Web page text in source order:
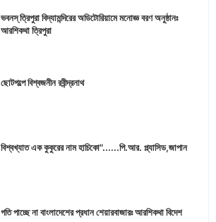
ভবনস্ ত্রিপুরা বিদ্যামন্দিরের অডিটোরিয়ামে মনোজ্ঞ বরণ অনুষ্ঠানঃ
আরশিকথা ত্রিপুরা
ছোটগল্পে বিশ্বজনীন রবীন্দ্রনাথ
বিশ্বখ্যাত এক কুকুরের নাম হাচিকো"......পি.আর. প্ল্যাসিড,জাপান
গতি পাচ্ছে না বাংলাদেশের প্রধান শেয়ারবাজারঃ আরশিকথা বিদেশ